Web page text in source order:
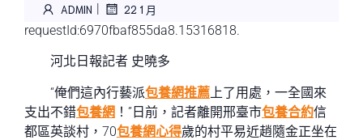
ADMIN | 22 1 月
requestId:6970fbaf855da8.15316818.
河北日報記者 史曉多
“俺們這內行藝派包養網推薦上了用處，一全國來
支出不錯包養網 ！”日前，記者離開邢臺市包養合約信
都區英談村，70包養網心得歲的村平易近趙隨金正坐在